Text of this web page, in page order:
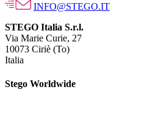
INFO@STEGO.IT
STEGO Italia S.r.l.
Via Marie Curie, 27
10073 Ciriè (To)
Italia
Stego Worldwide